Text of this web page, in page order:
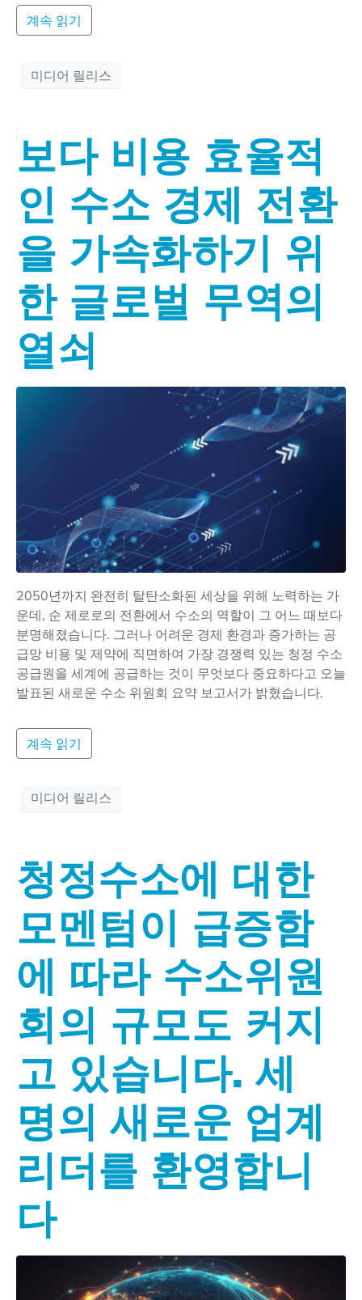
계속 읽기
미디어 릴리스
보다 비용 효율적
인 수소 경제 전환
을 가속화하기 위
한 글로벌 무역의
열쇠
2050년까지 완전히 탈탄소화된 세상을 위해 노력하는 가
운데, 순 제로로의 전환에서 수소의 역할이 그 어느 때보다
분명해졌습니다. 그러나 어려운 경제 환경과 증가하는 공
급망 비용 및 제약에 직면하여 가장 경쟁력 있는 청정 수소
공급원을 세계에 공급하는 것이 무엇보다 중요하다고 오늘
발표된 새로운 수소 위원회 요약 보고서가 밝혔습니다.
계속 읽기
미디어 릴리스
청정수소에 대한
모멘텀이 급증함
에 따라 수소위원
회의 규모도 커지
고 있습니다. 세
명의 새로운 업계
리더를 환영합니
다